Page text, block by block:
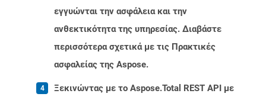
εγγυώνται την ασφάλεια και την
ανθεκτικότητα της υπηρεσίας. Διαβάστε
περισσότερα σχετικά με τις Πρακτικές
ασφαλείας της Aspose.
Ξεκινώντας με το Aspose.Total REST API με